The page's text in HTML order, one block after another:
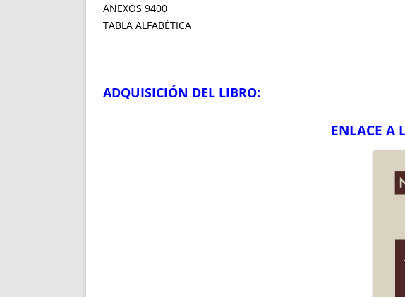
ANEXOS 9400
TABLA ALFABÉTICA
ADQUISICIÓN DEL LIBRO:
ENLACE A